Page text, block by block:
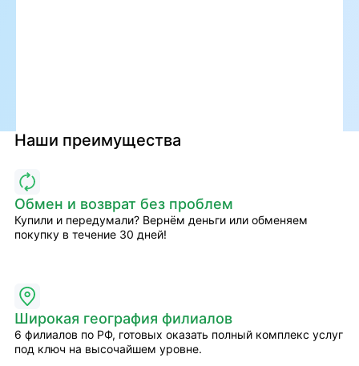
Наши преимущества
Обмен и возврат без проблем
Купили и передумали? Вернём деньги или обменяем
покупку в течение 30 дней!
Широкая география филиалов
6 филиалов по РФ, готовых оказать полный комплекс услуг
под ключ на высочайшем уровне.